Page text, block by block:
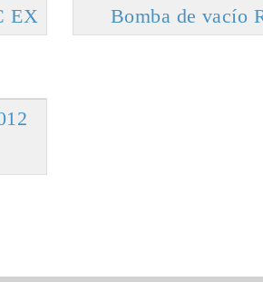
EX Bomba de vacío